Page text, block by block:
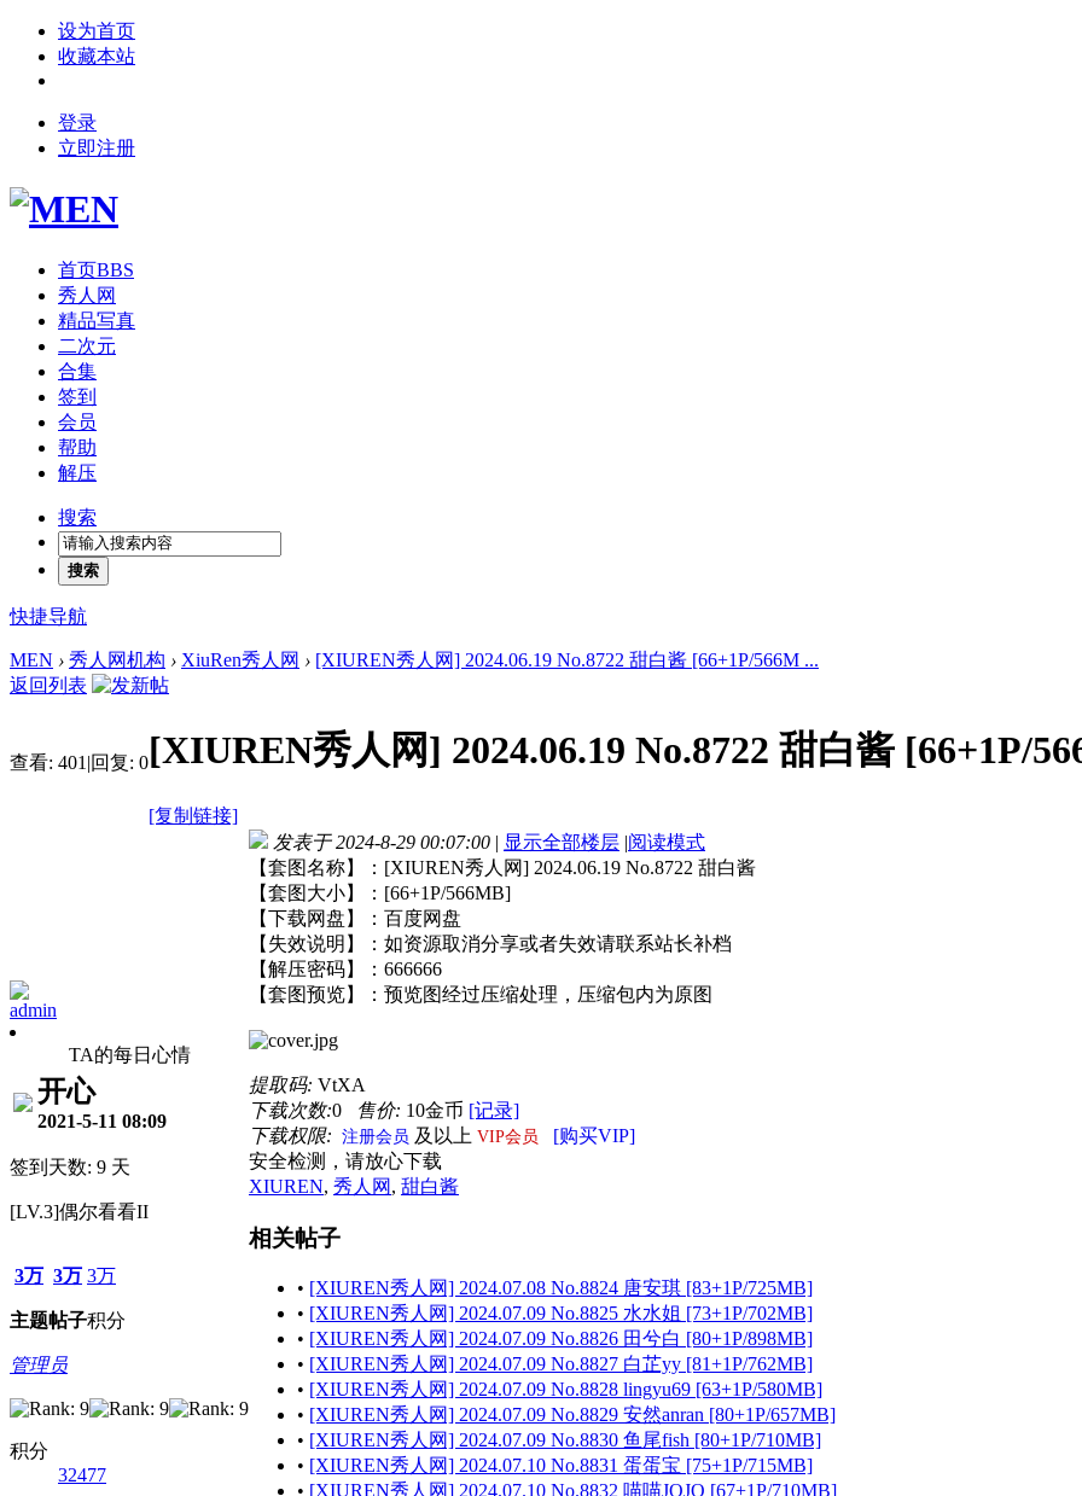
设为首页
收藏本站
登录
立即注册
首页BBS
秀人网
精品写真
二次元
合集
签到
会员
帮助
解压
搜索
搜索
快捷导航
MEN › 秀人网机构 › XiuRen秀人网 › [XIUREN秀人网] 2024.06.19 No.8722 甜白酱 [66+1P/566M ...
返回列表
查看: 401 |回复: 0[XIUREN秀人网] 2024.06.19 No.8722 甜白酱 [66+1P/
[复制链接]
admin
TA的每日心情
开心
2021-5-11 08:09
签到天数: 9 天
[LV.3]偶尔看看II
3万
主题
3万
帖子
3万
积分
管理员
积分
32477
发表于 2024-8-29 00:07:00 | 显示全部楼层 |阅读模式
【套图名称】：[XIUREN秀人网] 2024.06.19 No.8722 甜白酱
【套图大小】：[66+1P/566MB]
【下载网盘】：百度网盘
【失效说明】：如资源取消分享或者失效请联系站长补档
【解压密码】：666666
【套图预览】：预览图经过压缩处理，压缩包内为原图
提取码: VtXA
下载次数:0 售价: 10金币 [记录]
下载权限: 注册会员 及以上 VIP会员
[购买VIP]
安全检测，请放心下载
XIUREN, 秀人网 , 甜白酱
相关帖子
• [XIUREN秀人网] 2024.07.08 No.8824 唐安琪 [83+1P/725MB]
• [XIUREN秀人网] 2024.07.09 No.8825 水水姐 [73+1P/702MB]
• [XIUREN秀人网] 2024.07.09 No.8826 田兮白 [80+1P/898MB]
• [XIUREN秀人网] 2024.07.09 No.8827 白芷yy [81+1P/762MB]
• [XIUREN秀人网] 2024.07.09 No.8828 lingyu69 [63+1P/580MB]
• [XIUREN秀人网] 2024.07.09 No.8829 安然anran [80+1P/657MB]
• [XIUREN秀人网] 2024.07.09 No.8830 鱼尾fish [80+1P/710MB]
• [XIUREN秀人网] 2024.07.10 No.8831 蛋蛋宝 [75+1P/715MB]
• [XIUREN秀人网] 2024.07.10 No.8832 喵喵JOJO [67+1P/710MB]